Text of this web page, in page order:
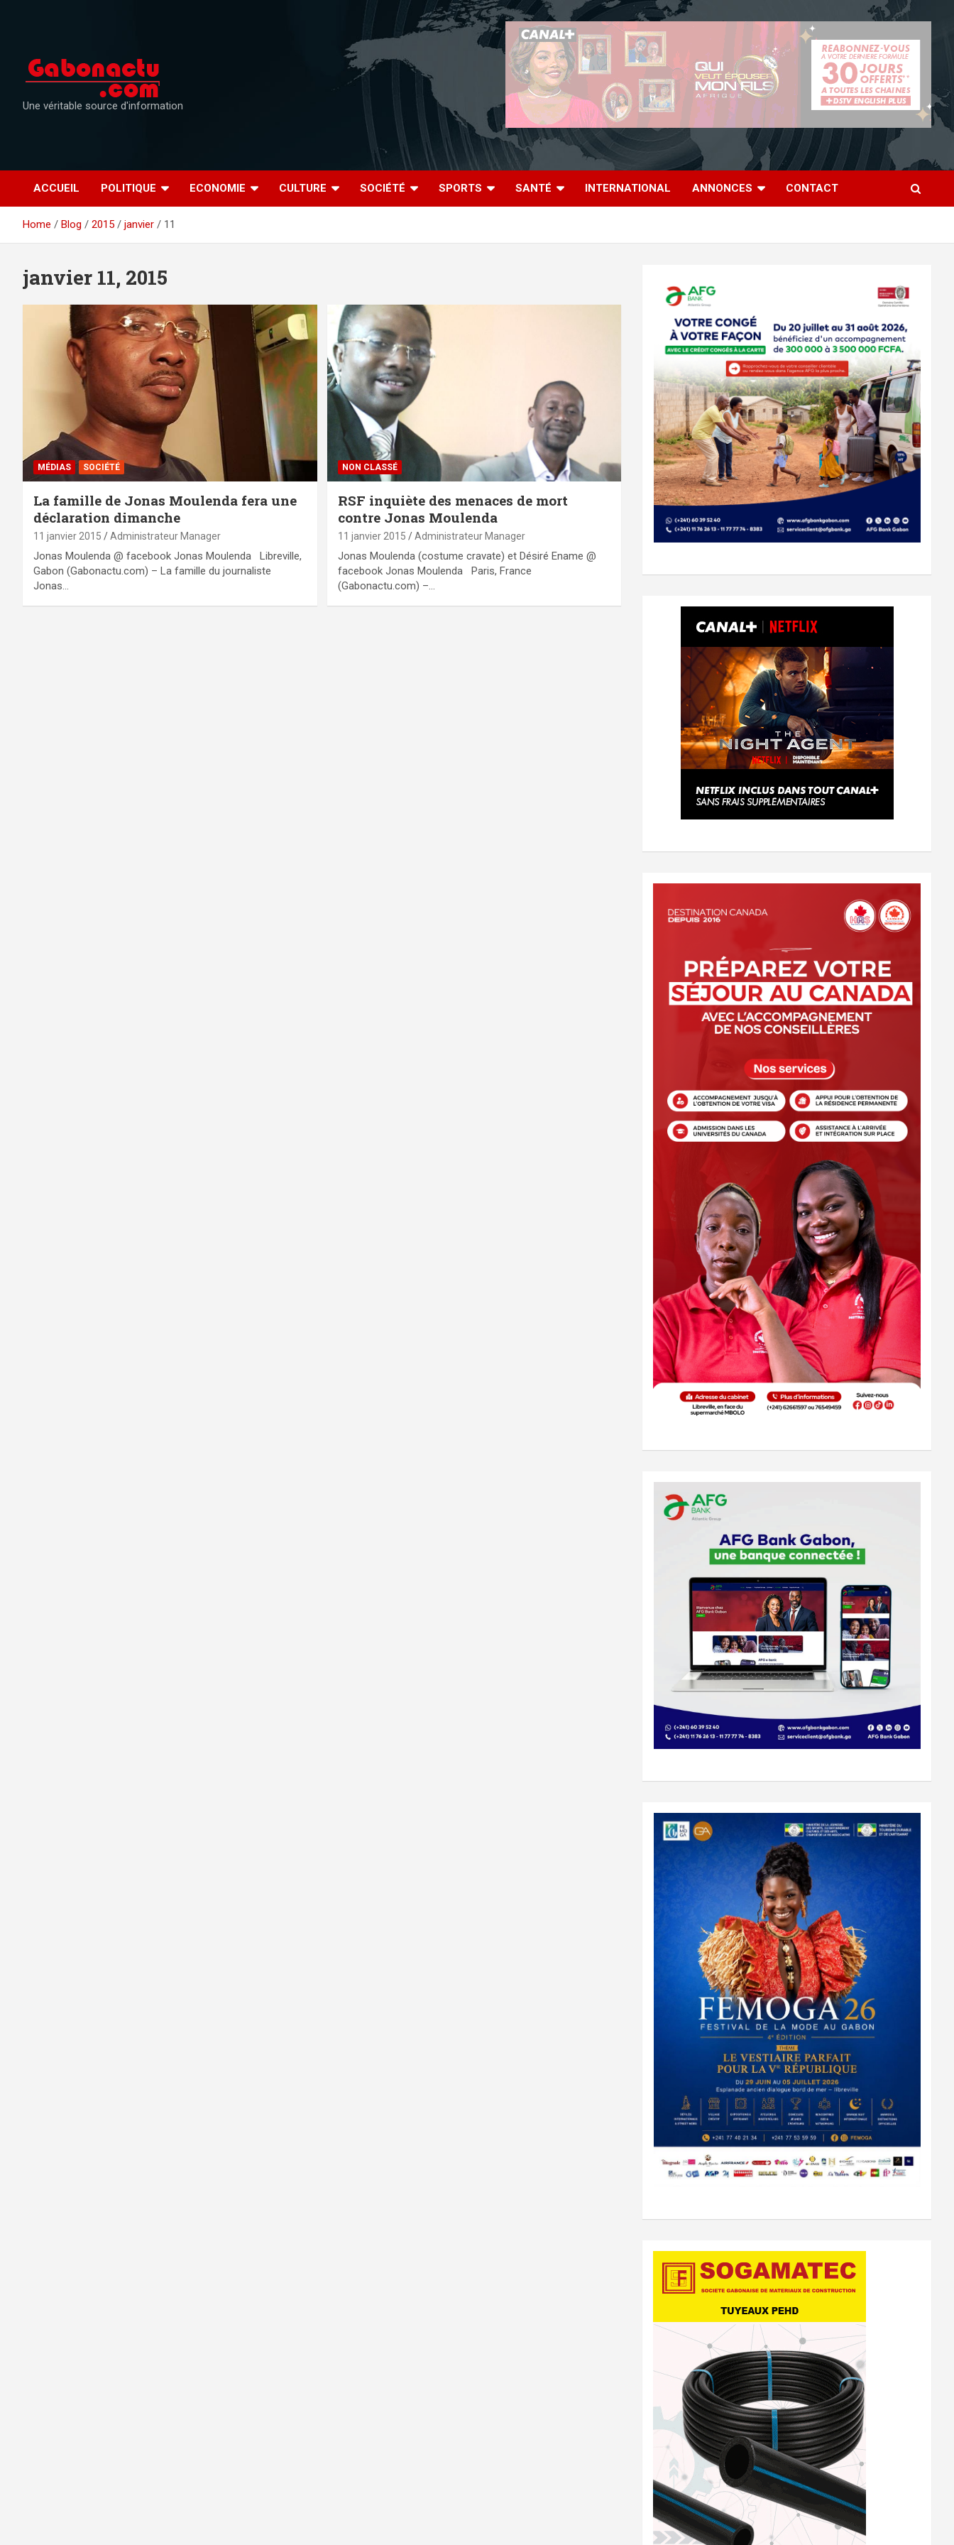
Une véritable source d'information
ACCUEIL POLITIQUE ECONOMIE CULTURE SOCIÉTÉ SPORTS SANTÉ INTERNATIONAL ANNONCES CONTACT
Home Blog 2015 janvier 11
janvier 11, 2015
MÉDIAS SOCIÉTÉ
La famille de Jonas Moulenda fera une
déclaration dimanche
11 janvier 2015 Administrateur Manager
Jonas Moulenda @ facebook Jonas Moulenda Libreville,
Gabon (Gabonactu.com) – La famille du journaliste
Jonas…
NON CLASSÉ
RSF inquiète des menaces de mort
contre Jonas Moulenda
11 janvier 2015 Administrateur Manager
Jonas Moulenda (costume cravate) et Désiré Ename @
facebook Jonas Moulenda Paris, France
(Gabonactu.com) –…